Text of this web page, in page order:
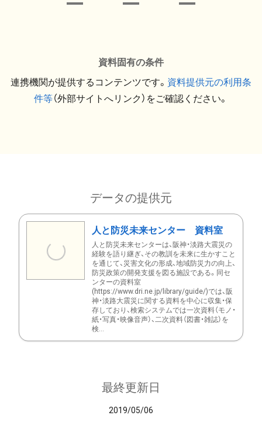
資料固有の条件
連携機関が提供するコンテンツです。 資料提供元の利用条
件等（外部サイトへリンク）をご確認ください。
データの提供元
人と防災未来センター 資料室
人と防災未来センターは、阪神・淡路大震災の
経験を語り継ぎ、その教訓を未来に生かすこと
を通じて、災害文化の形成、地域防災力の向上、
防災政策の開発支援を図る施設である。同セ
ンターの資料室
(https://www.dri.ne.jp/library/guide/)では、阪
神・淡路大震災に関する資料を中心に収集・保
存しており、検索システムでは一次資料（モノ・
紙・写真・映像音声）、二次資料（図書・雑誌）を
検...
最終更新日
2019/05/06